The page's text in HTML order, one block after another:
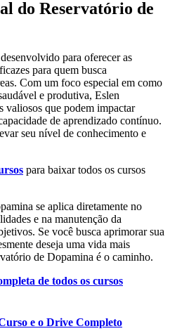
do Reservatório de
para oferecer as
para quem busca
Com um foco especial em como
e produtiva, Eslen
valiosos que podem impactar
de aprendizado contínuo.
seu nível de conhecimento e
para baixar todos os cursos
se aplica diretamente no
e na manutenção da
Se você busca aprimorar sua
deseja uma vida mais
de Dopamina é o caminho.
de todos os cursos
e o Drive Completo